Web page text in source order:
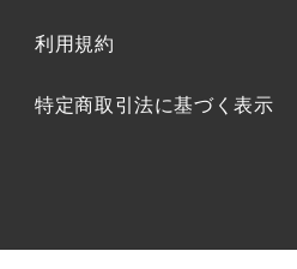
利用規約
特定商取引法に基づく表示